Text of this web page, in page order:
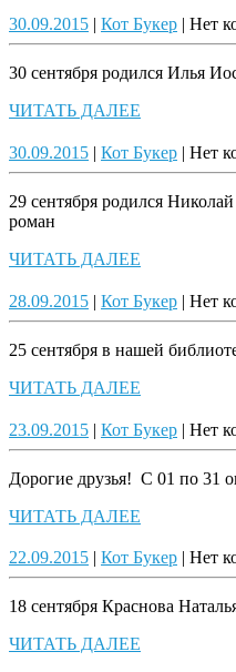
30.09.201530.09.2015
| Кот БукерКот
Букер
| Нет
30 сентября родился Илья
ЧИТАТЬ ДАЛЕЕ
30.09.201530.09.2015
| Кот БукерКот
Букер
| Нет
29 сентября родился
роман
ЧИТАТЬ ДАЛЕЕ
28.09.201528.09.2015
| Кот БукерКот
Букер
| Нет
25 сентября в нашей
ЧИТАТЬ ДАЛЕЕ
23.09.201523.09.2015
| Кот БукерКот
Букер
| Нет
Дорогие друзья! С 01 по 31
ЧИТАТЬ ДАЛЕЕ
22.09.201522.09.2015
| Кот БукерКот
Букер
| Нет
18 сентября Краснова
ЧИТАТЬ ДАЛЕЕ